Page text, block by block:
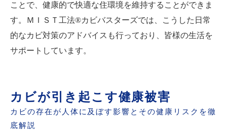
ことで、健康的で快適な住環境を維持することができま
す。ＭＩＳＴ工法®カビバスターズでは、こうした日常
的なカビ対策のアドバイスも行っており、皆様の生活を
サポートしています。
カビが引き起こす健康被害
カビの存在が人体に及ぼす影響とその健康リスクを徹
底解説